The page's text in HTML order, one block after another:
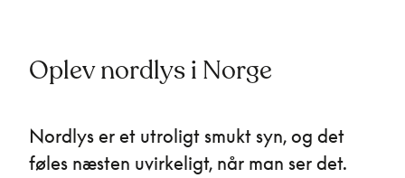
Oplev nordlys i Norge
Nordlys er et utroligt smukt syn, og det
føles næsten uvirkeligt, når man ser det.